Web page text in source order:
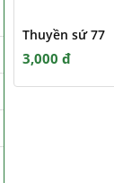
Thuyền sứ 77
3,000 đ